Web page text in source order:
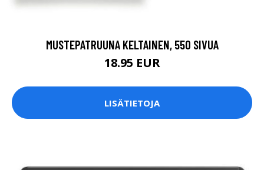
MUSTEPATRUUNA KELTAINEN, 550 SIVUA
18.95 EUR
LISÄTIETOJA